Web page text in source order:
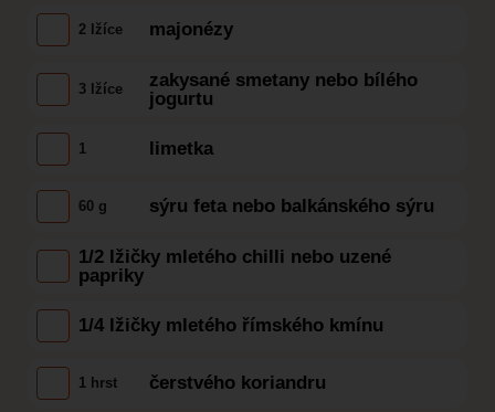
2 lžíce majonézy
3 lžíce
zakysané smetany nebo bílého
jogurtu
1 limetka
60 g sýru feta nebo balkánského sýru
1/2 lžičky mletého chilli nebo uzené
papriky
1/4 lžičky mletého římského kmínu
1 hrst čerstvého koriandru